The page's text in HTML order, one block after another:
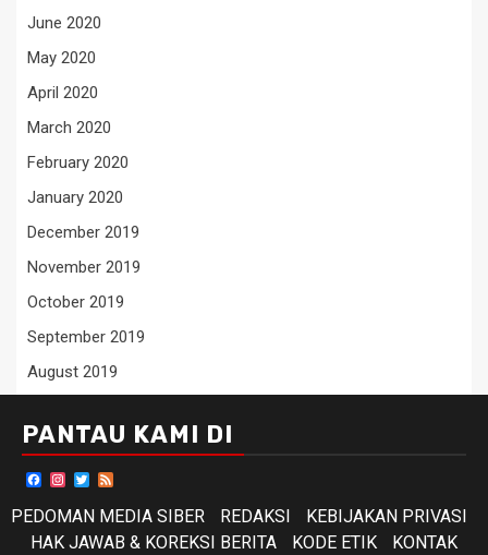
June 2020
May 2020
April 2020
March 2020
February 2020
January 2020
December 2019
November 2019
October 2019
September 2019
August 2019
PANTAU KAMI DI
Facebook
Instagram
Twitter
PEDOMAN MEDIA SIBER
REDAKSI
KEBIJAKAN PRIVASI
HAK JAWAB & KOREKSI BERITA
KODE ETIK KONTAK